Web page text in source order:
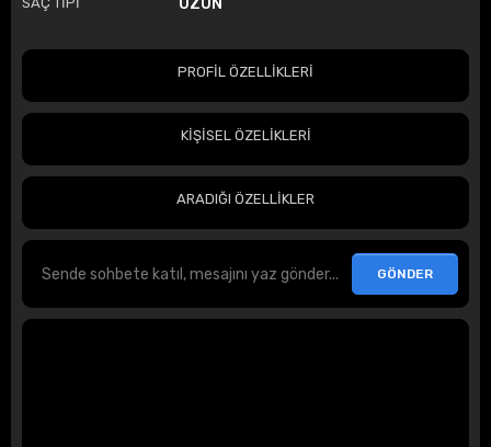
UZUN
PROFİL ÖZELLİKLERİ
KİŞİSEL ÖZELİKLERİ
ARADIĞI ÖZELLİKLER